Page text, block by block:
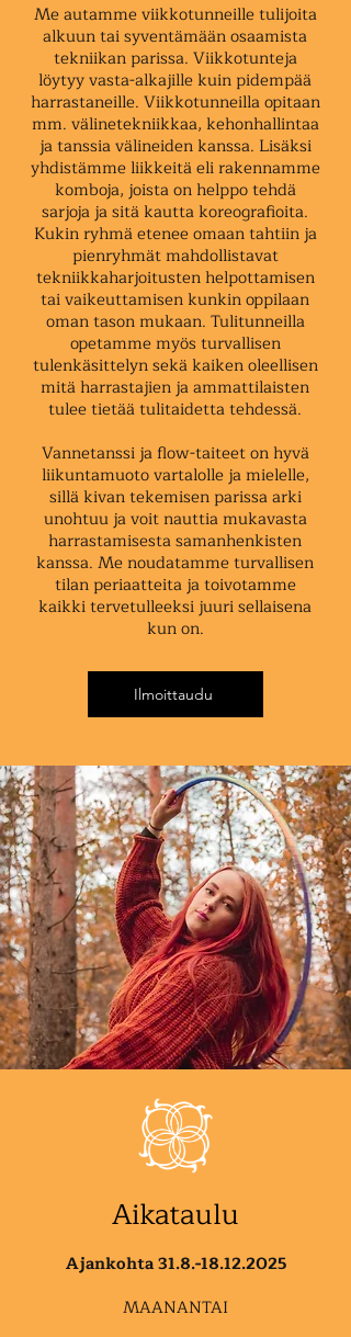
Me autamme viikkotunneille tulijoita
alkuun tai syventämään osaamista
tekniikan parissa. Viikkotunteja
löytyy vasta-alkajille kuin pidempää
harrastaneille. Viikkotunneilla opitaan
mm. välinetekniikkaa, kehonhallintaa
ja tanssia välineiden kanssa. Lisäksi
yhdistämme liikkeitä eli rakennamme
komboja, joista on helppo tehdä
sarjoja ja sitä kautta koreografioita.
Kukin ryhmä etenee omaan tahtiin ja
pienryhmät mahdollistavat
tekniikkaharjoitusten helpottamisen
tai vaikeuttamisen kunkin oppilaan
oman tason mukaan. Tulitunneilla
opetamme myös turvallisen
tulenkäsittelyn sekä kaiken oleellisen
mitä harrastajien ja ammattilaisten
tulee tietää tulitaidetta tehdessä.
Vannetanssi ja flow-taiteet on hyvä
liikuntamuoto vartalolle ja mielelle,
sillä kivan tekemisen parissa arki
unohtuu ja voit nauttia mukavasta
harrastamisesta samanhenkisten
kanssa. Me noudatamme turvallisen
tilan periaatteita ja toivotamme
kaikki tervetulleeksi juuri sellaisena
kun on.
Ilmoittaudu
Aikataulu
Ajankohta31.8.-18.12.2025
MAANANTAI